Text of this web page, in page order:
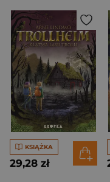
KSIĄŻKA
29,28 zł